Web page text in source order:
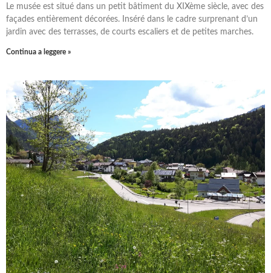
Le musée est situé dans un petit bâtiment du XIXème siècle, avec des
façades entièrement décorées. Inséré dans le cadre surprenant d’un
jardin avec des terrasses, de courts escaliers et de petites marches.
Continua a leggere »